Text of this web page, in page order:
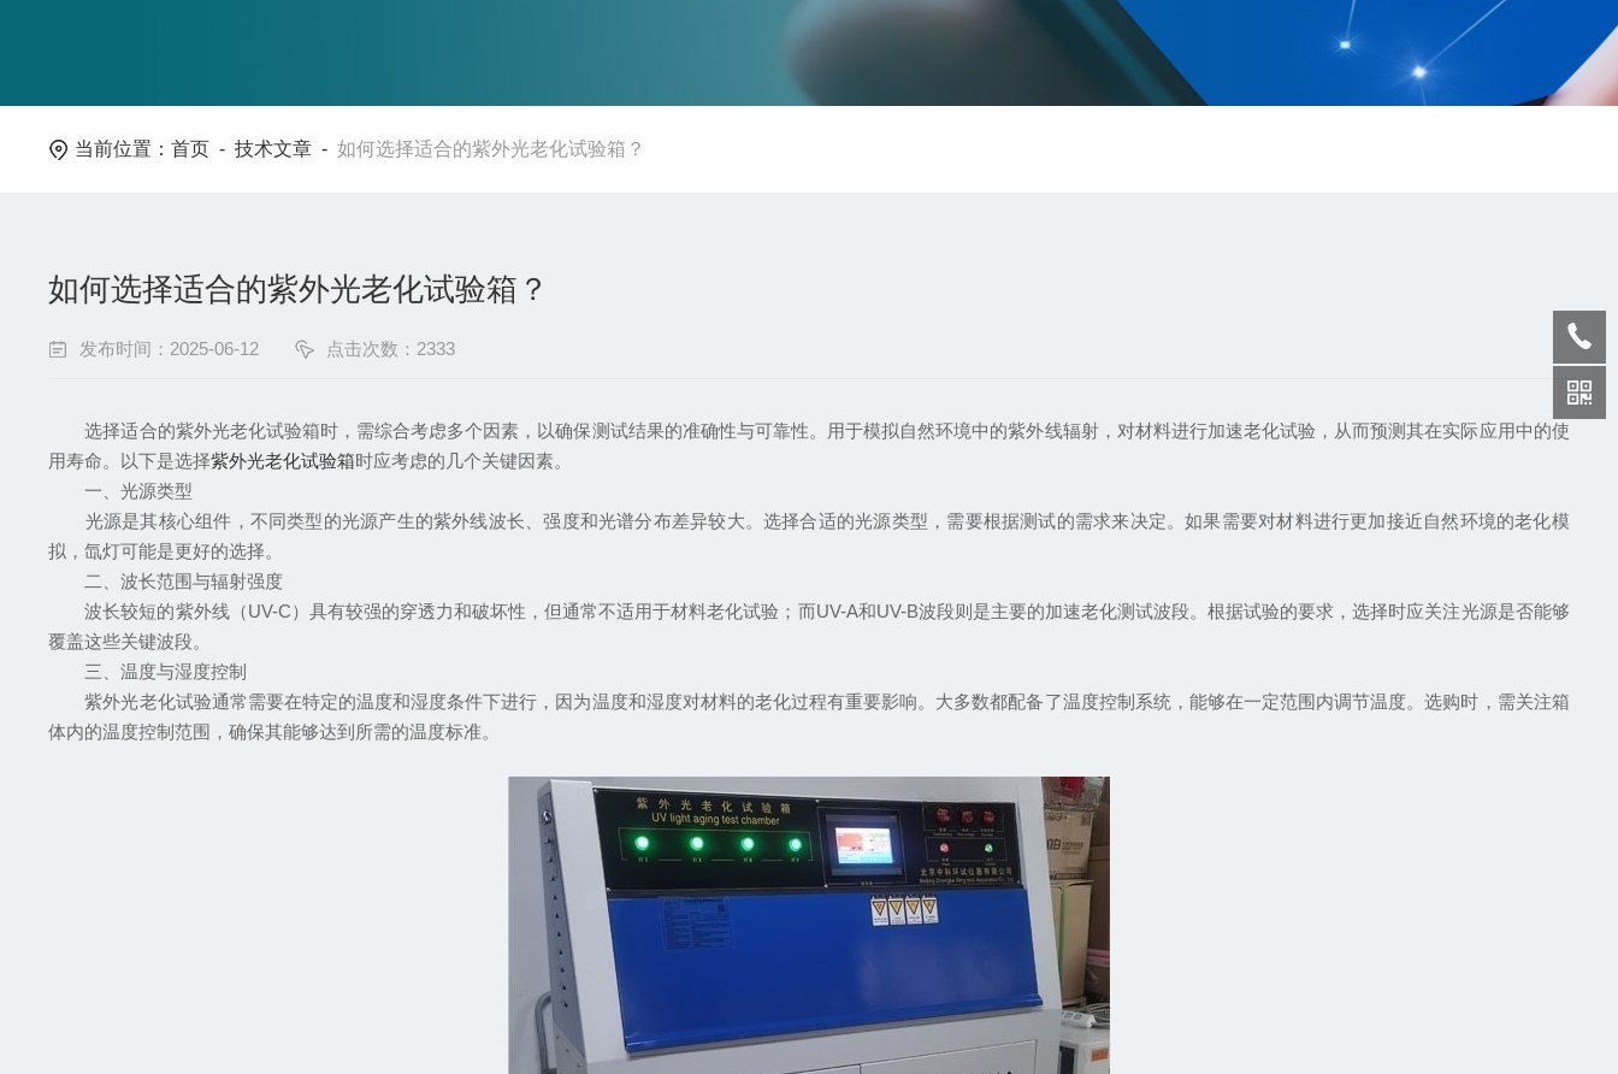
当前位置：首页 -技术文章 -如何选择适合的紫外光老化试验箱？
如何选择适合的紫外光老化试验箱？
发布时间：2025-06-12 点击次数：2333
选择适合的紫外光老化试验箱时，需综合考虑多个因素，以确保测试结果的准确性与可靠性。用于模拟自然环境中的紫外线辐射，对材料进行加速老化试验，从而预测其在实际应用中的使
用寿命。以下是选择紫外光老化试验箱时应考虑的几个关键因素。
一、光源类型
光源是其核心组件，不同类型的光源产生的紫外线波长、强度和光谱分布差异较大。选择合适的光源类型，需要根据测试的需求来决定。如果需要对材料进行更加接近自然环境的老化模
拟，氙灯可能是更好的选择。
二、波长范围与辐射强度
波长较短的紫外线（UV-C）具有较强的穿透力和破坏性，但通常不适用于材料老化试验；而UV-A和UV-B波段则是主要的加速老化测试波段。根据试验的要求，选择时应关注光源是否能够
覆盖这些关键波段。
三、温度与湿度控制
紫外光老化试验通常需要在特定的温度和湿度条件下进行，因为温度和湿度对材料的老化过程有重要影响。大多数都配备了温度控制系统，能够在一定范围内调节温度。选购时，需关注箱
体内的温度控制范围，确保其能够达到所需的温度标准。